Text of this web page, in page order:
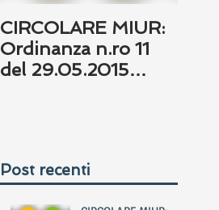
CIRCOLARE MIUR:
Ordinanza n.ro 11
del 29.05.2015
Post recenti